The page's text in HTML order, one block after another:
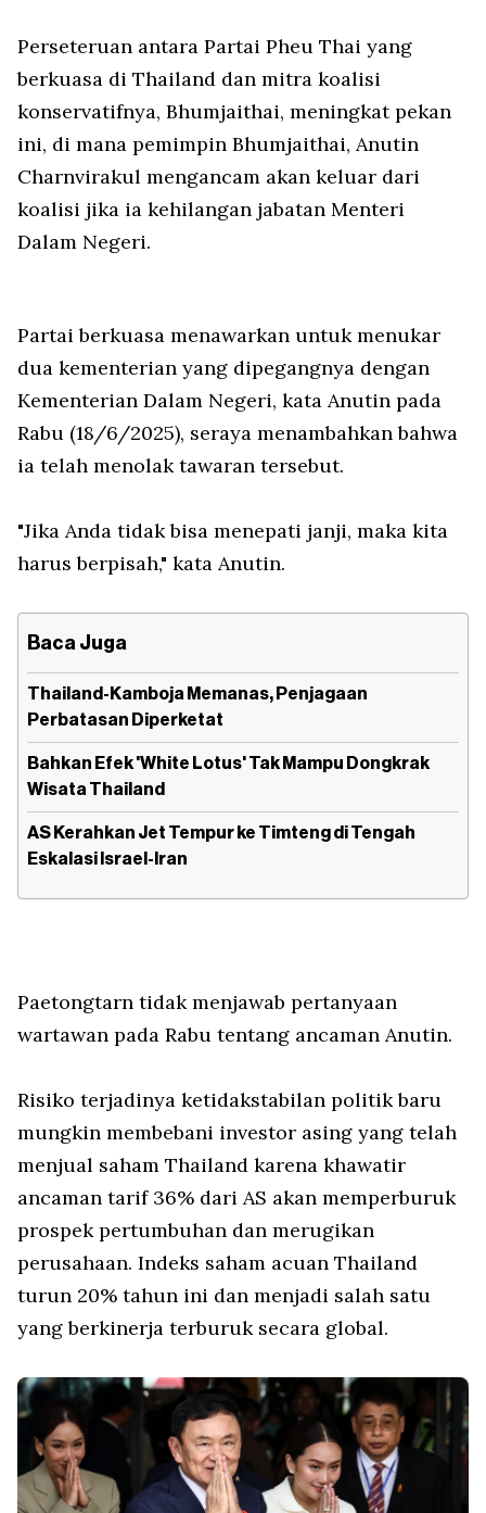
Perseteruan antara Partai Pheu Thai yang
berkuasa di Thailand dan mitra koalisi
konservatifnya, Bhumjaithai, meningkat pekan
ini, di mana pemimpin Bhumjaithai, Anutin
Charnvirakul mengancam akan keluar dari
koalisi jika ia kehilangan jabatan Menteri
Dalam Negeri.
Partai berkuasa menawarkan untuk menukar
dua kementerian yang dipegangnya dengan
Kementerian Dalam Negeri, kata Anutin pada
Rabu (18/6/2025), seraya menambahkan bahwa
ia telah menolak tawaran tersebut.
"Jika Anda tidak bisa menepati janji, maka kita
harus berpisah," kata Anutin.
Baca Juga
Thailand-Kamboja Memanas, Penjagaan
Perbatasan Diperketat
Bahkan Efek 'White Lotus' Tak Mampu Dongkrak
Wisata Thailand
AS Kerahkan Jet Tempur ke Timteng di Tengah
Eskalasi Israel-Iran
Paetongtarn tidak menjawab pertanyaan
wartawan pada Rabu tentang ancaman Anutin.
Risiko terjadinya ketidakstabilan politik baru
mungkin membebani investor asing yang telah
menjual saham Thailand karena khawatir
ancaman tarif 36% dari AS akan memperburuk
prospek pertumbuhan dan merugikan
perusahaan. Indeks saham acuan Thailand
turun 20% tahun ini dan menjadi salah satu
yang berkinerja terburuk secara global.